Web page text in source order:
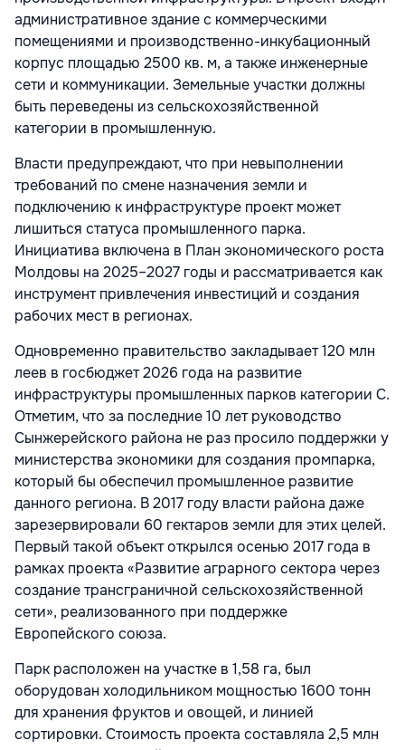
административное здание с коммерческими
помещениями и производственно-инкубационный
корпус площадью 2500 кв. м, а также инженерные
сети и коммуникации. Земельные участки должны
быть переведены из сельскохозяйственной
категории в промышленную.
Власти предупреждают, что при невыполнении
требований по смене назначения земли и
подключению к инфраструктуре проект может
лишиться статуса промышленного парка.
Инициатива включена в План экономического роста
Молдовы на 2025–2027 годы и рассматривается как
инструмент привлечения инвестиций и создания
рабочих мест в регионах.
Одновременно правительство закладывает 120 млн
леев в госбюджет 2026 года на развитие
инфраструктуры промышленных парков категории C.
Отметим, что за последние 10 лет руководство
Сынжерейского района не раз просило поддержки у
министерства экономики для создания промпарка,
который бы обеспечил промышленное развитие
данного региона. В 2017 году власти района даже
зарезервировали 60 гектаров земли для этих целей.
Первый такой объект открылся осенью 2017 года в
рамках проекта «Развитие аграрного сектора через
создание трансграничной сельскохозяйственной
сети», реализованного при поддержке
Европейского союза.
Парк расположен на участке в 1,58 га, был
оборудован холодильником мощностью 1600 тонн
для хранения фруктов и овощей, и линией
сортировки. Стоимость проекта составляла 2,5 млн